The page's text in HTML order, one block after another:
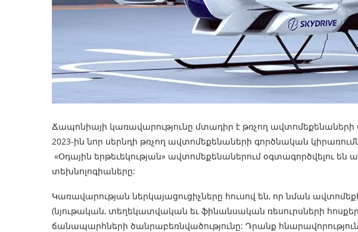
Ճապոնիայի կառավարությունը մտադիր է թռչող ավտոմեքենաների
2023-ին նոր սերնդի թռչող ավտոմեքենաների գործնական
«Օդային երթեւեկության» ավտոմեքենաներում օգտագործվելու են
տեխնոլոգիաները:
Կառավարության ներկայացուցիչները հուսով են, որ նման
(նյութական, տեղեկատվական եւ ֆինանսական ռեսուրսների
ճանապարհների ծանրաբեռնվածությունը: Դրանք